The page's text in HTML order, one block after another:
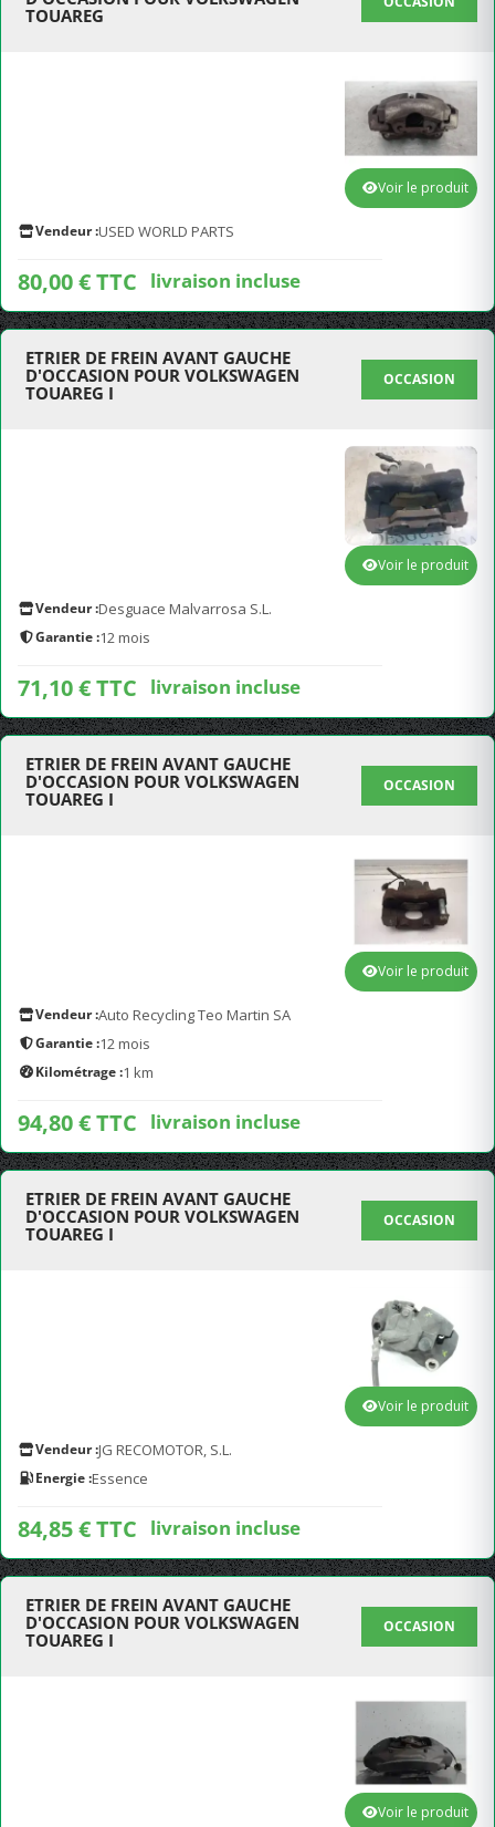
TOUAREG
Vendeur :USED WORLD PARTS
80,00 € TTC livraison incluse
Voir le produit
ETRIER DE FREIN AVANT GAUCHE
D'OCCASION POUR VOLKSWAGEN
TOUAREG I
OCCASION
Vendeur :Desguace Malvarrosa S.L.
Garantie :12 mois
71,10 € TTC livraison incluse
Voir le produit
ETRIER DE FREIN AVANT GAUCHE
D'OCCASION POUR VOLKSWAGEN
TOUAREG I
OCCASION
Vendeur :Auto Recycling Teo Martin SA
Garantie :12 mois
Kilométrage :1 km
94,80 € TTC livraison incluse
Voir le produit
ETRIER DE FREIN AVANT GAUCHE
D'OCCASION POUR VOLKSWAGEN
TOUAREG I
OCCASION
Vendeur :JG RECOMOTOR, S.L.
Energie :Essence
84,85 € TTC livraison incluse
Voir le produit
ETRIER DE FREIN AVANT GAUCHE
D'OCCASION POUR VOLKSWAGEN
TOUAREG I
OCCASION
Voir le produit